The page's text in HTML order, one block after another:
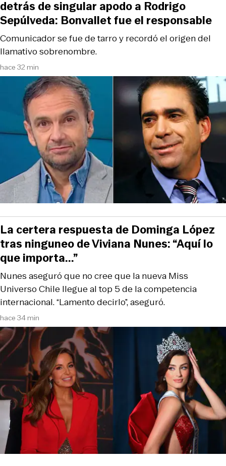
hace 32 min
Comunicador se fue de tarro y recordó el origen del
llamativo sobrenombre.
detrás de singular apodo a Rodrigo
Sepúlveda: Bonvallet fue el responsable
hace 34 min
Nunes aseguró que no cree que la nueva Miss
Universo Chile llegue al top 5 de la competencia
internacional. “Lamento decirlo”, aseguró.
La certera respuesta de Dominga López
tras ninguneo de Viviana Nunes: “Aquí lo
que importa...”